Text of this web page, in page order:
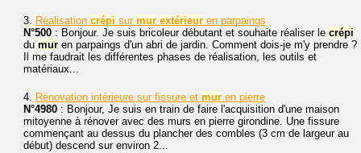
3. Réalisation crépi sur mur extérieur en parpaings
N°500 : Bonjour. Je suis bricoleur débutant et souhaite réaliser le crépi
du mur en parpaings d'un abri de jardin. Comment dois-je m'y prendre ?
Il me faudrait les différentes phases de réalisation, les outils et
matériaux...
4. Rénovation intérieure sur fissure et mur en pierre
N°4980 : Bonjour, Je suis en train de faire l'acquisition d'une maison
mitoyenne à rénover avec des murs en pierre girondine. Une fissure
commençant au dessus du plancher des combles (3 cm de largeur au
début) descend sur environ 2...